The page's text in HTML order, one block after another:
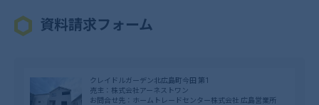
資料請求フォーム
クレイドルガーデン北広島町今田 第1
売主：株式会社アーネストワン
お問合せ先：ホームトレードセンター株式会社 広島営業所